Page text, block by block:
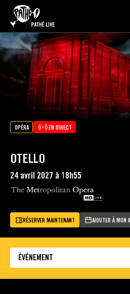
PASSER AU CONTENU PRINCIPAL
OPÉRA EN DIRECT
OTELLO
24 avril 2027 à 18h55
RÉSERVER MAINTENANT AJOUTER À MON
ÉVÉNEMENT